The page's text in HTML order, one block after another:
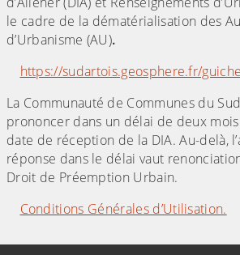
le cadre de la dématérialisation des
d’Urbanisme (AU).
https://sudartois.geosphere.fr/
La Communauté de Communes du
prononcer dans un délai de deux
date de réception de la DIA. Au-delà,
réponse dans le délai vaut
Droit de Préemption Urbain.
Conditions Générales d’Utilisation.